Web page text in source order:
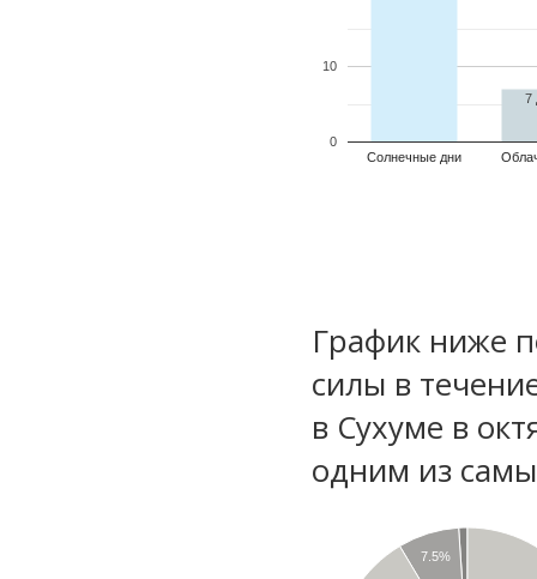
Солнечные дни
0
10
7
График ниже
силы в
в Сухуме в
одним из
7.5%